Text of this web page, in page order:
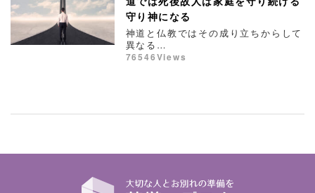
守り神になる
神道と仏教ではその成り立ちからして
異なる…
76546Views